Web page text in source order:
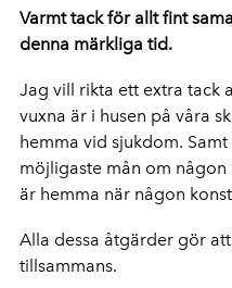
Varmt tack för allt fint
denna märkliga tid.
Jag vill rikta ett extra tack
vuxna är i husen på våra
hemma vid sjukdom.
möjligaste mån om någon
är hemma när någon
Alla dessa åtgärder gör
tillsammans.